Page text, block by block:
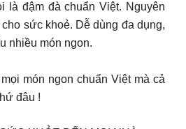
là đậm đà chuẩn Việt. Nguyên
sức khoẻ. Dễ dùng đa dụng,
nhiều món ngon.
món ngon chuẩn Việt mà cả
đâu !